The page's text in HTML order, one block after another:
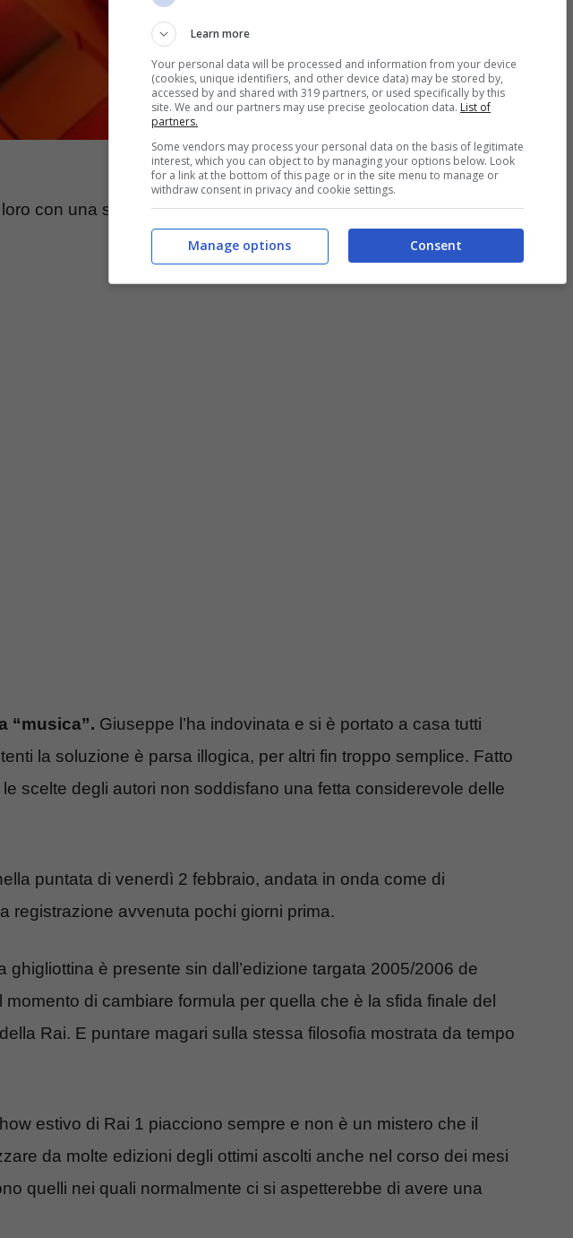
con una sesta parola che risulta avere dei tratti in comune con
“musica”. Giuseppe l’ha indovinata e si è portato a casa tutti
la soluzione è parsa illogica, per altri fin troppo semplice. Fatto
scelte degli autori non soddisfano una fetta considerevole delle
puntata di venerdì 2 febbraio, andata in onda come di
registrazione avvenuta pochi giorni prima.
ghigliottina è presente sin dall’edizione targata 2005/2006 de
momento di cambiare formula per quella che è la sfida finale del
Rai. E puntare magari sulla stessa filosofia mostrata da tempo
estivo di Rai 1 piacciono sempre e non è un mistero che il
da molte edizioni degli ottimi ascolti anche nel corso dei mesi
quelli nei quali normalmente ci si aspetterebbe di avere una
Learn more
Your personal data will be processed and information from your device
(cookies, unique identifiers, and other device data) may be stored by,
accessed by and shared with 319 partners, or used specifically by this
site. We and our partners may use precise geolocation data. List of
partners.
Some vendors may process your personal data on the basis of legitimate
interest, which you can object to by managing your options below. Look
for a link at the bottom of this page or in the site menu to manage or
withdraw consent in privacy and cookie settings.
Consent
Manage options